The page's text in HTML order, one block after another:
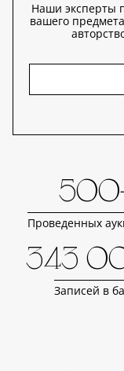
Наши эксперты
вашего
Проведенных
343
Записей в